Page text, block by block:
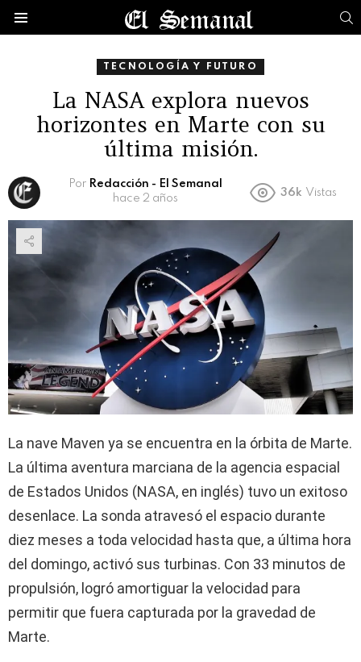
TECNOLOGÍA Y FUTURO
La NASA explora nuevos
horizontes en Marte con su
última misión.
Por Redacción - El Semanal
hace 2 años
36k Vistas
La nave Maven ya se encuentra en la órbita de Marte.
La última aventura marciana de la agencia espacial
de Estados Unidos (NASA, en inglés) tuvo un exitoso
desenlace. La sonda atravesó el espacio durante
diez meses a toda velocidad hasta que, a última hora
del domingo, activó sus turbinas. Con 33 minutos de
propulsión, logró amortiguar la velocidad para
permitir que fuera capturada por la gravedad de
Marte.